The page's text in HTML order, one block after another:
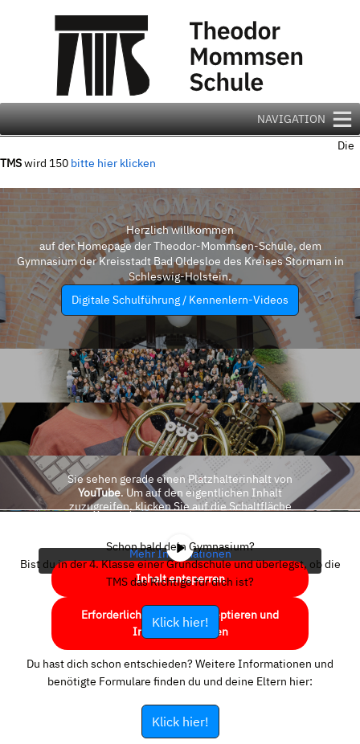
NAVIGATION
Die
TMSwird 150 bitte hier klicken
Herzlich willkommen
auf der Homepage der Theodor-Mommsen-Schule, dem
Gymnasium der Kreisstadt Bad Oldesloe des Kreises Stormarn in
Schleswig-Holstein.
Digitale Schulführung / Kennenlern-Videos
Sie sehen gerade einen Platzhalterinhalt von
YouTube. Um auf den eigentlichen Inhalt
zuzugreifen, klicken Sie auf die Schaltfläche
Mehr Informationen
Inhalt entsperren
Erforderlichen Service akzeptieren und
Inhalte entsperren
Schon bald dein Gymnasium?
Bist du in der 4. Klasse einer Grundschule und überlegst, ob die
TMS das Richtige für dich ist?
Klick hier!
Du hast dich schon entschieden? Weitere Informationen und
benötigte Formulare finden du und deine Eltern hier:
Klick hier!